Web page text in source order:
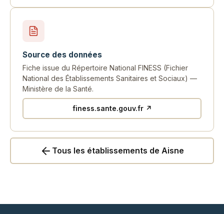
Source des données
Fiche issue du Répertoire National FINESS (Fichier
National des Établissements Sanitaires et Sociaux) —
Ministère de la Santé.
finess.sante.gouv.fr ↗
Tous les établissements de Aisne